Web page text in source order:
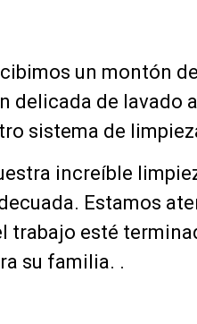
un montón
de lavado
sistema de
increíble
Estamos
esté
su familia. .